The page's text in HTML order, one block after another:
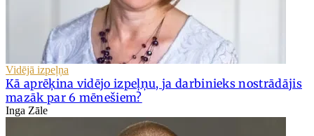
Vidējā izpeļņa
Kā aprēķina vidējo izpeļņu, ja darbinieks nostrādājis
mazāk par 6 mēnešiem?
Inga Zāle